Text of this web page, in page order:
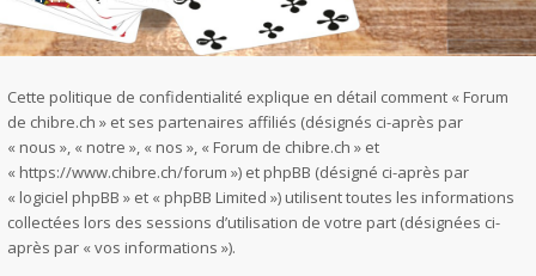
Cette politique de confidentialité explique en détail comment « Forum
de chibre.ch » et ses partenaires affiliés (désignés ci-après par
« nous », « notre », « nos », « Forum de chibre.ch » et
« https://www.chibre.ch/forum ») et phpBB (désigné ci-après par
« logiciel phpBB » et « phpBB Limited ») utilisent toutes les informations
collectées lors des sessions d’utilisation de votre part (désignées ci-
après par « vos informations »).